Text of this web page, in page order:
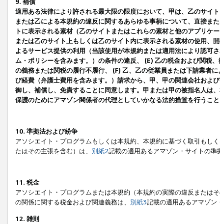
9. 補償
適用ある法律により許される最大限の限度において、甲は、乙のサイ
または乙による本規約の違反に関するあらゆる事柄について、直接ま
トに表示される素材（乙のサイトまたはこれらの素材と他のアプリ
または乙のサイト上もしくは乙のサイト内に表示される素材の使用、
よるサービス提供の利用（当該使用が本規約または適用法により認可
ム・ポリシーを含みます。）の条件の違反、 (E) 乙の税金および関税
の義務または関税の履行不履行、 (F) 乙、乙の従業員または下請業者
び経費（弁護士費用を含みます。）請求から、甲、甲の関連会社およ
御し、補償し、免責することに同意します。甲または甲の被指名人は
保護のためにアマゾン関係者の代理としていかなる法的措置を行うこ
10. 準拠法および紛争
アソシエイト・プログラムもしくは本規約、本規約に基づく取引もし
たはその主張を含む）は、 別紙2記載の適用あるアマゾン・サイトの
11. 税金
アソシエイト・プログラムまたは本規約（本規約の実際の違反または
の関係に関する税金および関連義務は、 別紙3記載の適用あるアマゾン
12. 雑則